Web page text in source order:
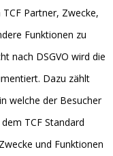
Partner, Zwecke,
Funktionen zu
nach DSGVO wird die
Dazu zählt
welche der Besucher
TCF Standard
und Funktionen